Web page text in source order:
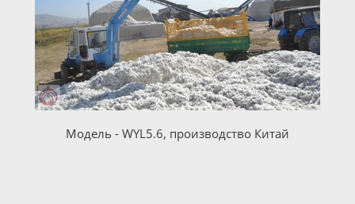
Модель - WYL5.6, производство Китай